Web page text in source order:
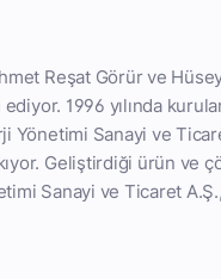
Reşat Görür ve
1996 yılında
Yönetimi Sanayi ve
Geliştirdiği ürün ve
Sanayi ve Ticaret